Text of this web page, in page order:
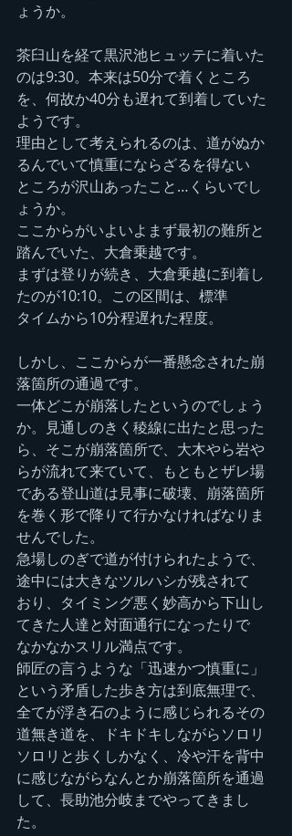
ょうか。
茶臼山を経て黒沢池ヒュッテに着いた
のは9:30。本来は50分で着くところ
を、何故か40分も遅れて到着していた
ようです。
理由として考えられるのは、道がぬか
るんでいて慎重にならざるを得ない
ところが沢山あったこと…くらいでし
ょうか。
ここからがいよいよまず最初の難所と
踏んでいた、大倉乗越です。
まずは登りが続き、大倉乗越に到着し
たのが10:10。この区間は、標準
タイムから10分程遅れた程度。
しかし、ここからが一番懸念された崩
落箇所の通過です。
一体どこが崩落したというのでしょう
か。見通しのきく稜線に出たと思った
ら、そこが崩落箇所で、大木やら岩や
らが流れて来ていて、もともとザレ場
である登山道は見事に破壊、崩落箇所
を巻く形で降りて行かなければなりま
せんでした。
急場しのぎで道が付けられたようで、
途中には大きなツルハシが残されて
おり、タイミング悪く妙高から下山し
てきた人達と対面通行になったりで
なかなかスリル満点です。
師匠の言うような「迅速かつ慎重に」
という矛盾した歩き方は到底無理で、
全てが浮き石のように感じられるその
道無き道を、ドキドキしながらソロリ
ソロリと歩くしかなく、冷や汗を背中
に感じながらなんとか崩落箇所を通過
して、長助池分岐までやってきまし
た。